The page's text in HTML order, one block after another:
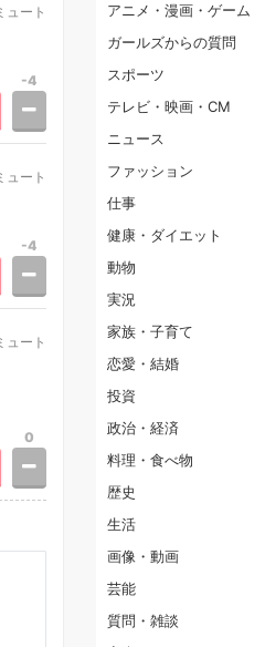
ュート
-4
ュート
-4
ュート
0
アニメ・漫画・ゲーム
ガールズからの質問
スポーツ
テレビ・映画・CM
ニュース
ファッション
仕事
健康・ダイエット
動物
実況
家族・子育て
恋愛・結婚
投資
政治・経済
料理・食べ物
歴史
生活
画像・動画
芸能
質問・雑談